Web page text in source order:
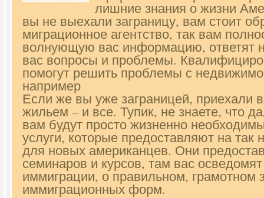
лишние знания о жизни
вы не выехали заграницу, вам стоит
миграционное агентство, так вам
волнующую вас информацию, ответят
вас вопросы и проблемы.
помогут решить проблемы с
например
Если же вы уже заграницей, приехали
жильем – и все. Тупик, не знаете, что
вам будут просто жизненно
услуги, которые предоставляют на так
для новых американцев. Они
семинаров и курсов, там вас
иммиграции, о правильном, грамотном
иммиграционных форм.